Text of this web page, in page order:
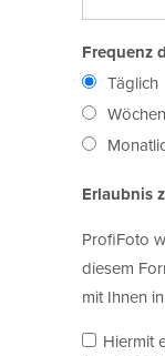
Frequenz
Täglich
Erlaubnis
ProfiFoto
diesem
mit Ihnen
Hiermit